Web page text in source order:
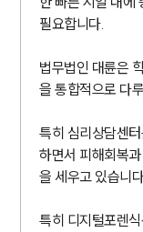
필요합니다.
법무법인 대륜은
을 통합적으로 다
특히 심리상담센
하면서 피해회복
을 세우고 있습니
특히 디지털포렌